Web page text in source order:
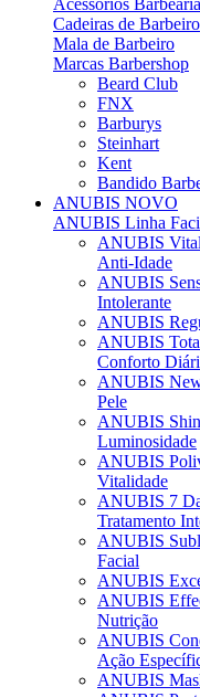
Acessórios Barbearia
Cadeiras de Barbeiro
Mala de Barbeiro
Marcas Barbershop
Beard Club
FNX
Barburys
Steinhart
Kent
Bandido
ANUBIS NOVO
ANUBIS Linha
ANUBIS Vital
Anti-Idade
ANUBIS
Intolerante
ANUBIS
ANUBIS
Conforto
ANUBIS New
Pele
ANUBIS
Luminosidade
ANUBIS
Vitalidade
ANUBIS 7
Tratamento
ANUBIS
Facial
ANUBIS
ANUBIS
Nutrição
ANUBIS
Ação
ANUBIS